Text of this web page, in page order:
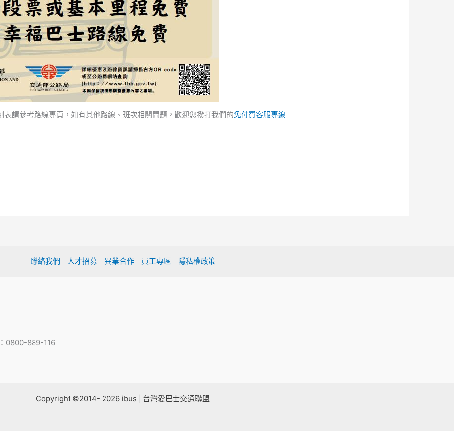
表請參考路線專頁，如有其他路線、班次相關問題，歡迎您撥打我們的免付費客服專線
聯絡我們 人才招募 異業合作 員工專區 隱私權政策
0800-889-116
Copyright ©2014- 2026 ibus | 台灣愛巴士交通聯盟